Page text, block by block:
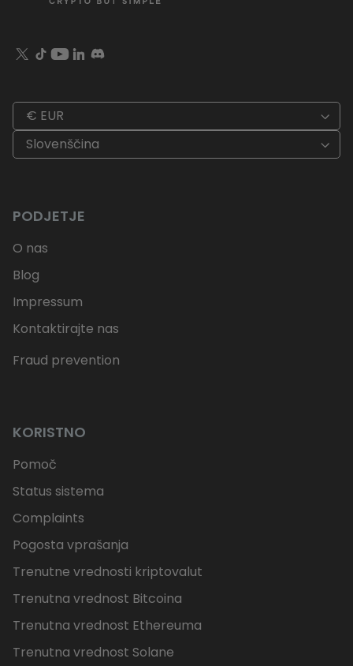
€ EUR
Slovenščina
PODJETJE
O nas
Blog
Impressum
Kontaktirajte nas
Fraud prevention
KORISTNO
Pomoč
Status sistema
Complaints
Pogosta vprašanja
Trenutne vrednosti kriptovalut
Trenutna vrednost Bitcoina
Trenutna vrednost Ethereuma
Trenutna vrednost Solane